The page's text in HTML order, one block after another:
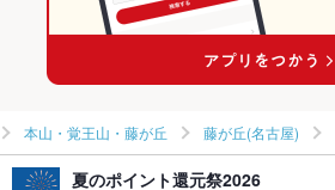
藤が丘駅 × 和食全般
本山・覚王山・藤が丘 藤が丘(名古屋)
夏のポイント還元祭2026